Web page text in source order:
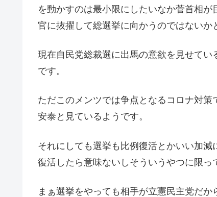
を動かすのは最小限にしたいなか菅首相
官に抜擢して総選挙に向かうのではないか
現在自民党総裁選に出馬の意欲を見せて
です。
ただこのメンツでは争点となるコロナ対
安泰と見ているようです。
それにしても選挙も比例復活とかいい加
復活したら意味ないしそういうやつに限っ
まぁ選挙をやっても相手が立憲民主党だ